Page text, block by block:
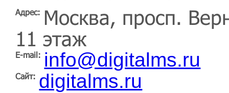
Адрес: Москва, просп.
11 этаж
E-mail: info@digitalms.ru
Сайт: digitalms.ru